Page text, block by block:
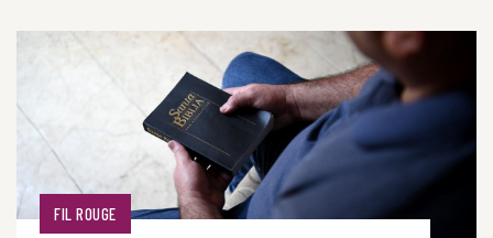
FIL ROUGE